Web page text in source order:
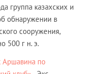
группа казахских и
обнаружении в
сооружения,
500 г н. э.
Аршавина по